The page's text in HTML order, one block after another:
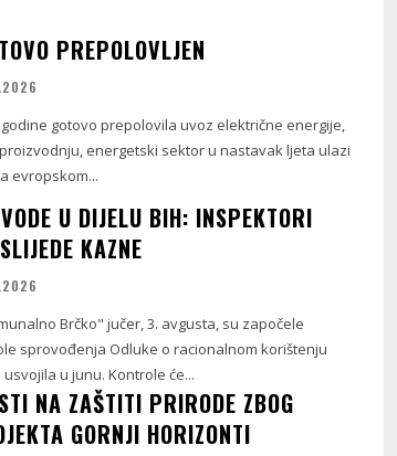
PREPOLOVLJEN
gotovo prepolovila uvoz električne energije,
energetski sektor u nastavak ljeta ulazi
evropskom...
U DIJELU BIH: INSPEKTORI
KAZNE
Brčko" jučer, 3. avgusta, su započele
sprovođenja Odluke o racionalnom korištenju
u junu. Kontrole će...
NA ZAŠTITI PRIRODE ZBOG
GORNJI HORIZONTI